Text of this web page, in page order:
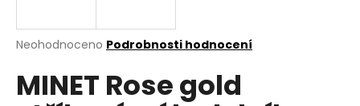
Průměrné
produktu
je
Neohodnoceno Podrobnosti hodnocení
MINET Rose gold
j
t